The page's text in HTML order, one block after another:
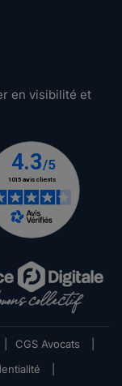
en visibilité et
CGS Avocats